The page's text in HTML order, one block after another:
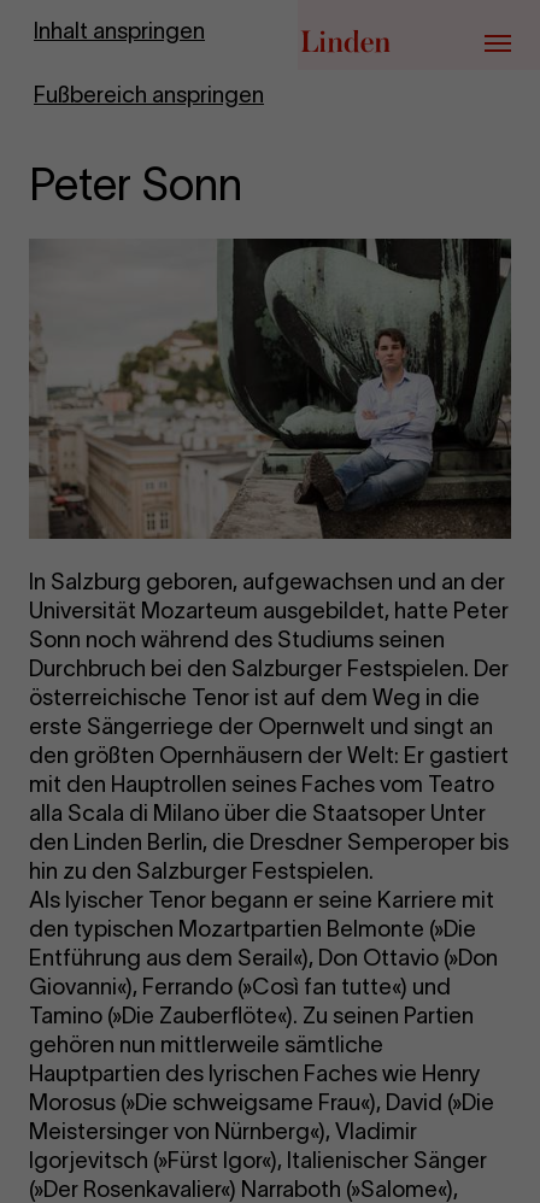
Inhalt anspringen
Fußbereich anspringen
Zur Startseite
Menü
Peter Sonn
In Salzburg geboren, aufgewachsen und an der
Universität Mozarteum ausgebildet, hatte Peter
Sonn noch während des Studiums seinen
Durchbruch bei den Salzburger Festspielen. Der
österreichische Tenor ist auf dem Weg in die
erste Sängerriege der Opernwelt und singt an
den größten Opernhäusern der Welt: Er gastiert
mit den Hauptrollen seines Faches vom Teatro
alla Scala di Milano über die Staatsoper Unter
den Linden Berlin, die Dresdner Semperoper bis
hin zu den Salzburger Festspielen.
Als lyischer Tenor begann er seine Karriere mit
den typischen Mozartpartien Belmonte (»Die
Entführung aus dem Serail«), Don Ottavio (»Don
Giovanni«), Ferrando (»Così fan tutte«) und
Tamino (»Die Zauberflöte«). Zu seinen Partien
gehören nun mittlerweile sämtliche
Hauptpartien des lyrischen Faches wie Henry
Morosus (»Die schweigsame Frau«), David (»Die
Meistersinger von Nürnberg«), Vladimir
Igorjevitsch (»Fürst Igor«), Italienischer Sänger
(»Der Rosenkavalier«) Narraboth (»Salome«),